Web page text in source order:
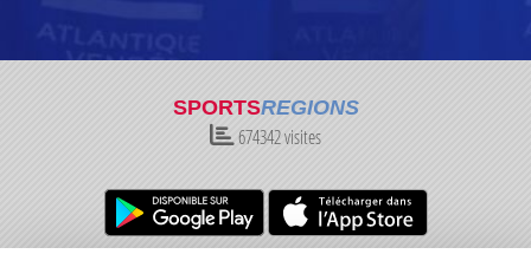
SPORTSREGIONS
674342visites